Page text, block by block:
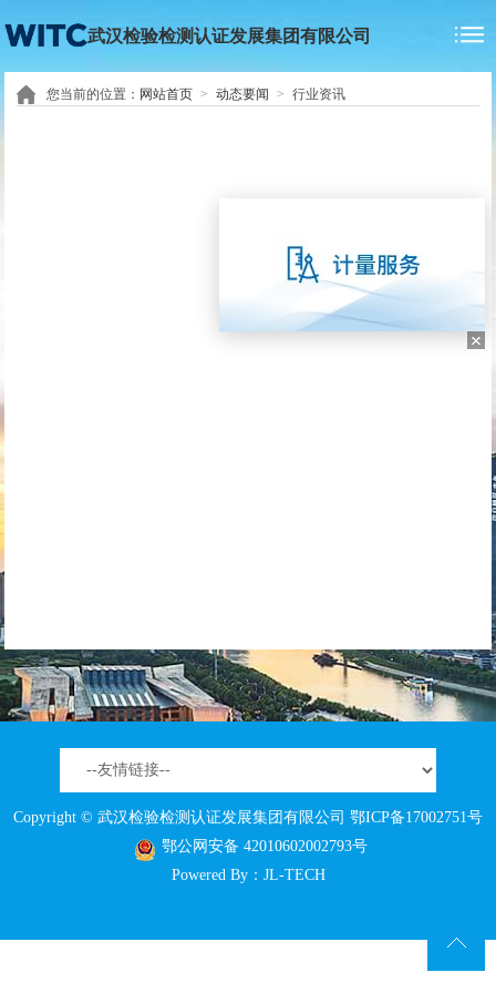
武汉检验检测认证发展集团有限公司
您当前的位置： 网站首页 > 动态要闻 > 行业资讯
Copyright © 武汉检验检测认证发展集团有限公司 鄂ICP备17002751号
鄂公网安备 42010602002793号
Powered By： JL-TECH